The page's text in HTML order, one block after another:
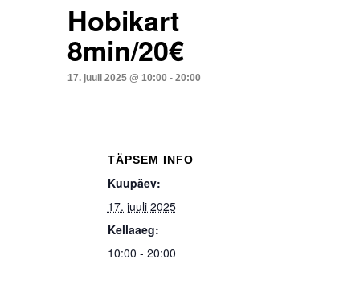
Hobikart
8min/20€
17. juuli 2025 @ 10:00 - 20:00
TÄPSEM INFO
Kuupäev:
17. juuli 2025
Kellaaeg:
10:00 - 20:00